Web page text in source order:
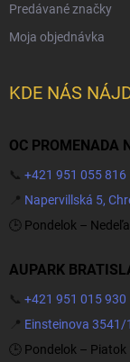
Predávané značky
Moja objednávka
KDE NÁS
OC PROMENADA
📞 +421 951 055 816
📍 Napervillská 5,
🕒 Pondelok –
AUPARK
📞 +421 951 015 930
📍 Einsteinova 3541/
🕒 Pondelok – Piatok